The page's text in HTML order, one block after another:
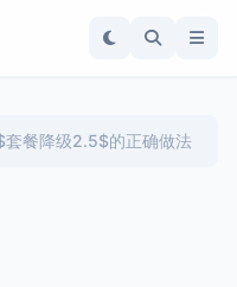
餐降级2.5$的正确做法